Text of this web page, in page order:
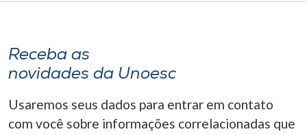
Receba as
novidades da Unoesc
Usaremos seus dados para entrar em contato
com você sobre informações correlacionadas que